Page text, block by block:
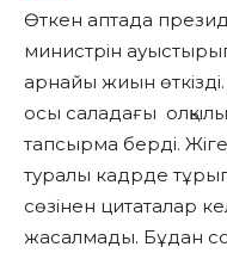
Өткен аптада
министрін
арнайы жиын
осы саладағы
тапсырма берді.
туралы кадрде
сөзінен цитаталар
жасалмады. Бұдан